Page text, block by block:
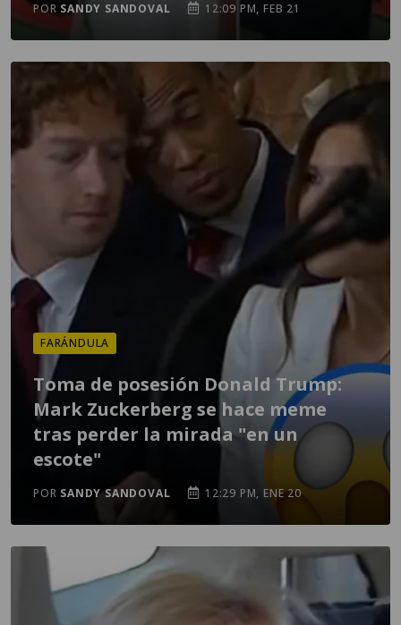
POR SANDY SANDOVAL 12:09 PM, FEB 21
FARÁNDULA
Toma de posesión Donald Trump:
Mark Zuckerberg se hace meme
tras perder la mirada "en un
escote"
POR SANDY SANDOVAL 12:29 PM, ENE 20